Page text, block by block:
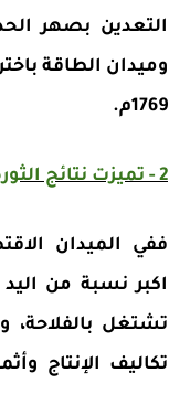
وميدان الطاقة
1769م.
2 - تميزت نتائج الثورة الصناعية بالتعدد:
ففي الميدان
اكبر نسبة من
تشتغل بالفلاحة،
تكاليف الإنتاج